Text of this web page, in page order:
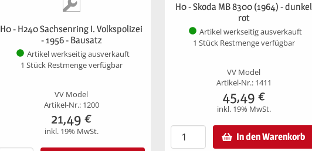
H0 - H240 Sachsenring I. Volkspolizei
- 1956 - Bausatz
Artikel werkseitig ausverkauft
1 Stück Restmenge verfügbar
VV Model
Artikel-Nr.: 1200
21,49 €
inkl. 19% MwSt.
H0 - Skoda MB 8300 (1964) - dunkel
rot
Artikel werkseitig ausverkauft
1 Stück Restmenge verfügbar
VV Model
Artikel-Nr.: 1411
45,49 €
inkl. 19% MwSt.
In den Warenkorb